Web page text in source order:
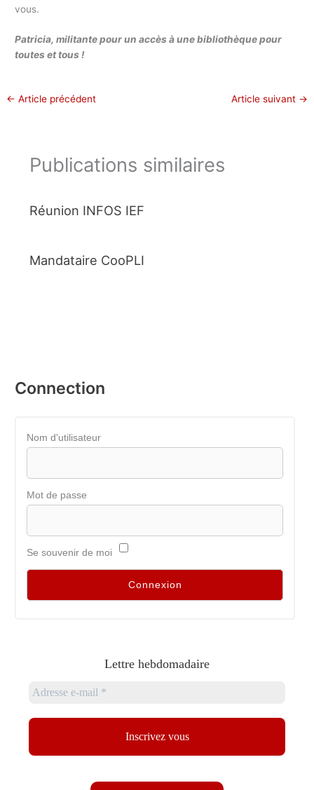
vous.
Patricia, militante pour un accès à une bibliothèque pour
toutes et tous !
← Article précédent Article suivant →
Publications similaires
Réunion INFOS IEF
Mandataire CooPLI
Connection
Nom d'utilisateur
Mot de passe
Se souvenir de moi
Lettre hebdomadaire